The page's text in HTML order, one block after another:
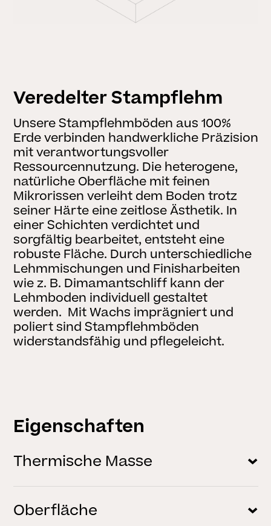
Veredelter Stampflehm
Unsere Stampflehmböden aus 100%
Erde verbinden handwerkliche Präzision
mit verantwortungsvoller
Ressourcennutzung. Die heterogene,
natürliche Oberfläche mit feinen
Mikrorissen verleiht dem Boden trotz
seiner Härte eine zeitlose Ästhetik. In
einer Schichten verdichtet und
sorgfältig bearbeitet, entsteht eine
robuste Fläche. Durch unterschiedliche
Lehmmischungen und Finisharbeiten
wie z. B. Dimamantschliff kann der
Lehmboden individuell gestaltet
werden. Mit Wachs imprägniert und
poliert sind Stampflehmböden
widerstandsfähig und pflegeleicht.
Eigenschaften
Thermische Masse
Durch sein hohes, spezifisches Gewicht
kann Stampflehm Wärme speichern
Oberfläche